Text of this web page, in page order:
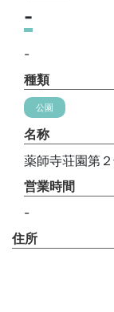
-
-
種類
公園
名称
薬師寺荘園第
営業時間
-
住所